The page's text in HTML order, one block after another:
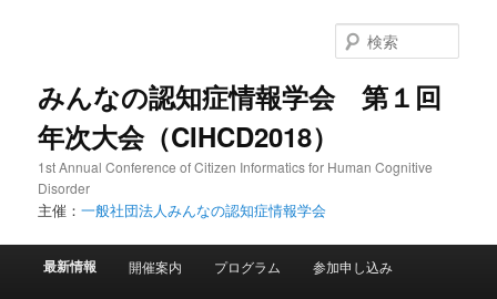
みんなの認知症情報学会 第１回
年次大会（CIHCD2018）
1st Annual Conference of Citizen Informatics for Human Cognitive
Disorder
主催：一般社団法人みんなの認知症情報学会
索
メ
最新情報 開催案内 プログラム 参加申し込み